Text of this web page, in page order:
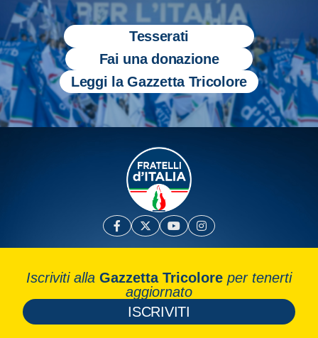
Tesserati
Fai una donazione
Leggi la Gazzetta Tricolore
Iscriviti alla Gazzetta Tricolore per tenerti
aggiornato
ISCRIVITI